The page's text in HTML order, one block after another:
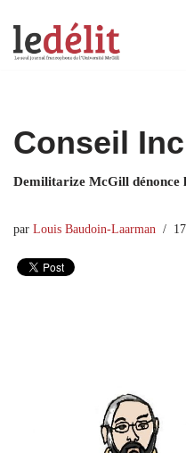
Aller
Conseil
Demilitarize McGill dénonce
par Louis Baudoin-Laarman